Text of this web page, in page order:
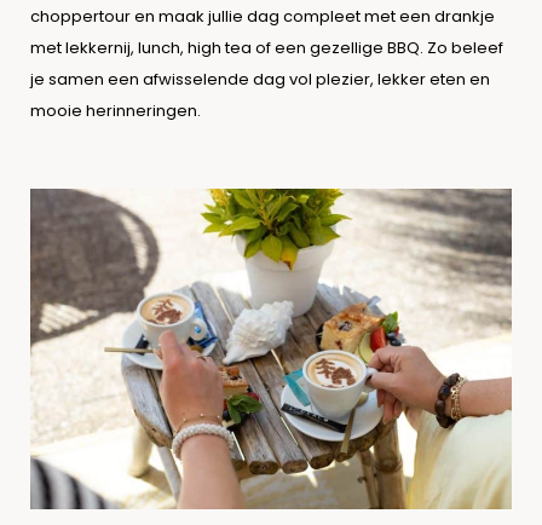
choppertour en maak jullie dag compleet met een drankje
met lekkernij, lunch, high tea of een gezellige BBQ. Zo beleef
je samen een afwisselende dag vol plezier, lekker eten en
mooie herinneringen.